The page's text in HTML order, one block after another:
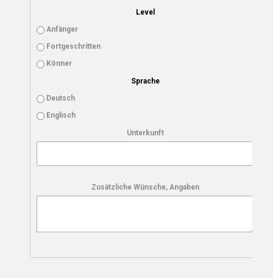
Level
Anfänger
Fortgeschritten
Könner
Sprache
Deutsch
Englisch
Unterkunft
Zusätzliche Wünsche, Angaben